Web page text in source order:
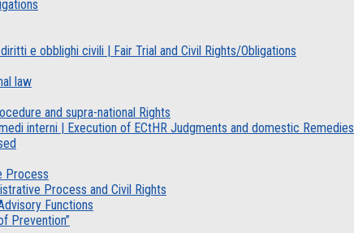
e obblighi civili | Fair Trial and Civil Rights/Obligations
law
and supra-national Rights
interni | Execution of ECtHR Judgments and domestic Remedies
Process
Process and Civil Rights
Functions
Prevention”